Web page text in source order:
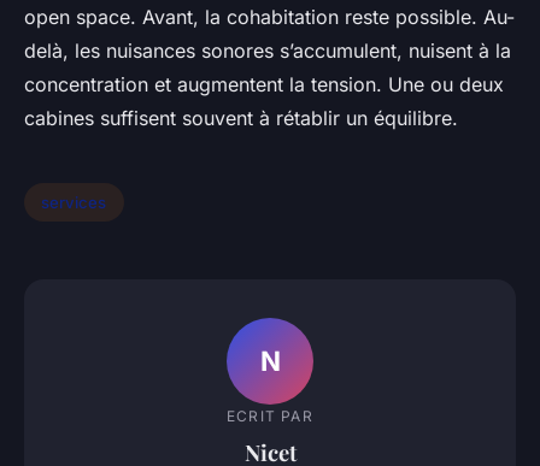
open space. Avant, la cohabitation reste possible. Au-
delà, les nuisances sonores s’accumulent, nuisent à la
concentration et augmentent la tension. Une ou deux
cabines suffisent souvent à rétablir un équilibre.
services
N
ECRIT PAR
Nicet